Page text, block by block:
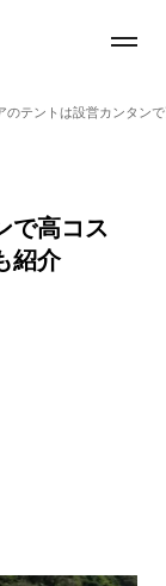
のテントは設営カンタン
で高コス
紹介